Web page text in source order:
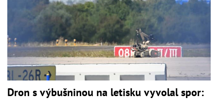
Dron s výbušninou na letisku vyvolal spor: